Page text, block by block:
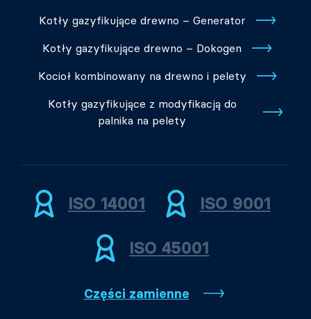
Kotły gazyfikujące drewno – Generator
Kotły gazyfikujące drewno – Dokogen
Kocioł kombinowany na drewno i pelety
Kotły gazyfikujące z modyfikacją do
palnika na pelety
ISO 14001 ISO 9001
ISO 45001
Części zamienne